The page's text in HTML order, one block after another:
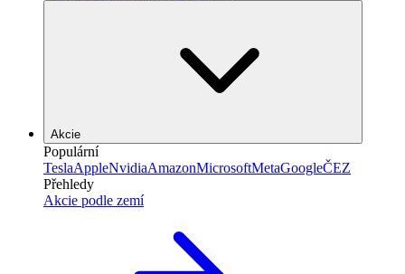
Akcie
Populární
TeslaAppleNvidiaAmazonMicrosoftMetaGoogleČEZ
Přehledy
Akcie podle zemí